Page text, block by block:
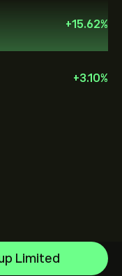
+15.62%
+3.10%
Limited